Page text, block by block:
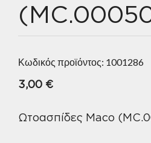
Κωδικός προϊόντος: 1001286
3,00 €
Ωτοασπίδες Maco